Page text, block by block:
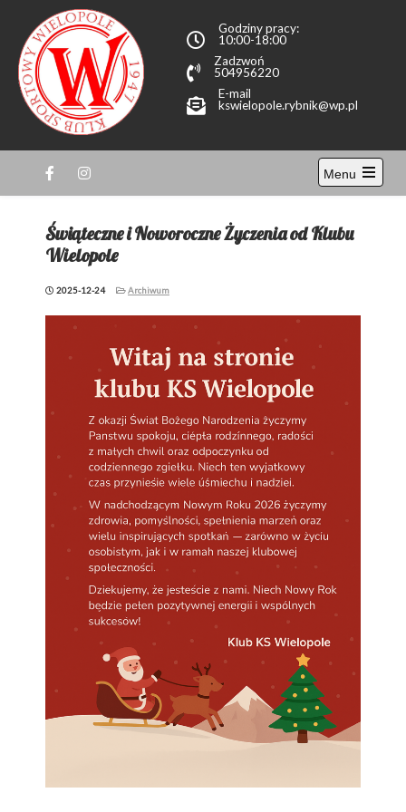
treści
KS
Wielopole
Godziny pracy:
10:00-18:00
Zadzwoń
504956220
E-mail
kswielopole.rybnik@wp.pl
Menu
Open
menu
Świąteczne i Noworoczne Życzenia od Klubu
Wielopole
2025-12-24 Archiwum